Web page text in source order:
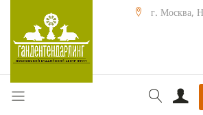
г. Москва,